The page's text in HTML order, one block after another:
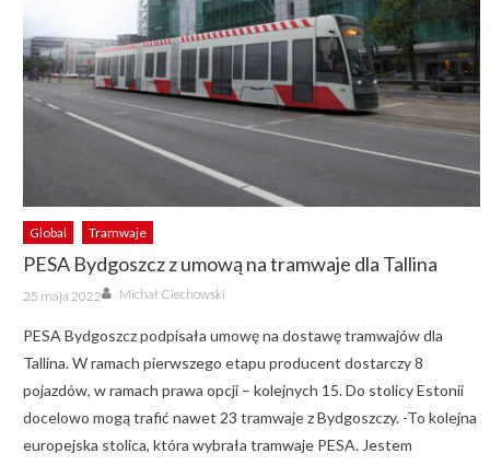
Global Tramwaje
PESA Bydgoszcz z umową na tramwaje dla Tallina
Posted
on
25 maja 2022 Author
Michał Ciechowski
PESA Bydgoszcz podpisała umowę na dostawę tramwajów dla
Tallina. W ramach pierwszego etapu producent dostarczy 8
pojazdów, w ramach prawa opcji – kolejnych 15. Do stolicy Estonii
docelowo mogą trafić nawet 23 tramwaje z Bydgoszczy. -To kolejna
europejska stolica, która wybrała tramwaje PESA. Jestem